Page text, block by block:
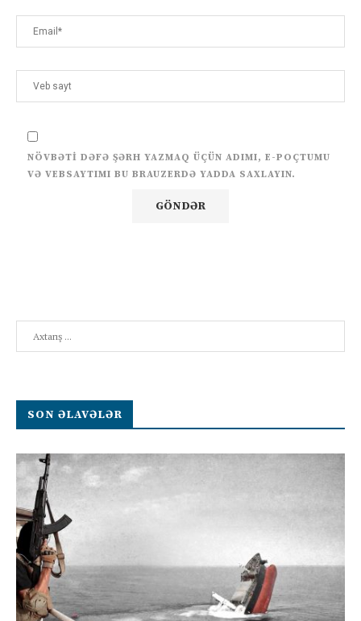
NÖVBƏTI DƏFƏ ŞƏRH YAZMAQ ÜÇÜN ADIMI, E-POÇTUMU
VƏ VEBSAYTIMI BU BRAUZERDƏ YADDA SAXLAYIN.
SON ƏLAVƏLƏR